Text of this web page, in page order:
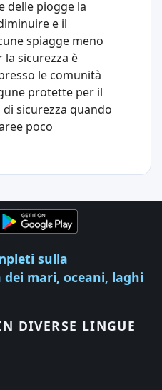
delle piogge la
e il
spiagge meno
la sicurezza è
le comunità
protette per il
sicurezza quando
poco
sulla
mari, oceani, laghi
DIVERSE LINGUE